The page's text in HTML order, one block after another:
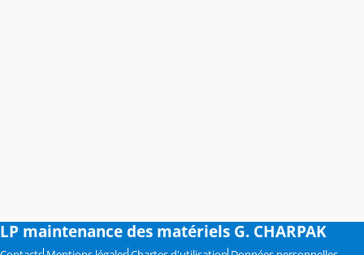
LP maintenance des matériels G. CHARPAK